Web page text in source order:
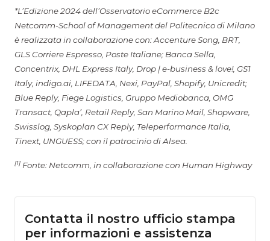
*L’Edizione 2024 dell’Osservatorio eCommerce B2c
Netcomm-School of Management del Politecnico di Milano
è realizzata in collaborazione con: Accenture Song, BRT,
GLS Corriere Espresso, Poste Italiane; Banca Sella,
Concentrix, DHL Express Italy, Drop | e-business & love!, GS1
Italy, indigo.ai, LIFEDATA, Nexi, PayPal, Shopify, Unicredit;
Blue Reply, Fiege Logistics, Gruppo Mediobanca, OMG
Transact, Qapla’, Retail Reply, San Marino Mail, Shopware,
Swisslog, Syskoplan CX Reply, Teleperformance Italia,
Tinext, UNGUESS; con il patrocinio di Alsea.
[1] Fonte: Netcomm, in collaborazione con Human Highway
Contatta il nostro ufficio stampa
per informazioni e assistenza